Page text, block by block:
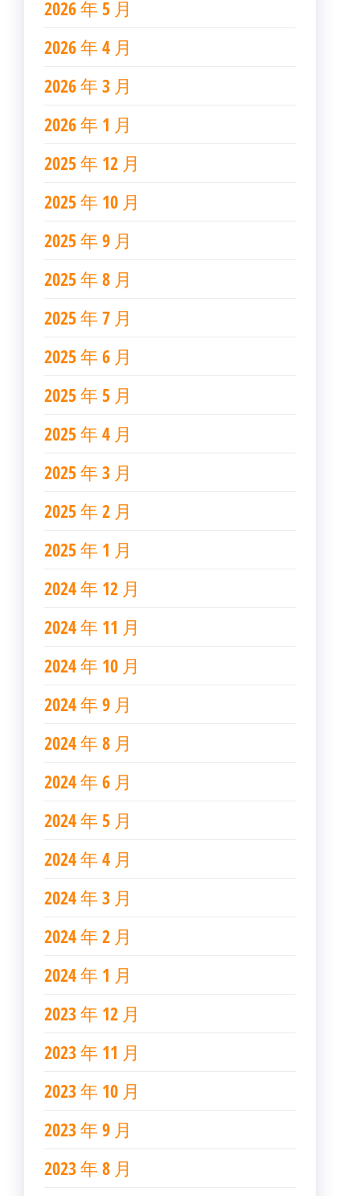
2026 年 5 月
2026 年 4 月
2026 年 3 月
2026 年 1 月
2025 年 12 月
2025 年 10 月
2025 年 9 月
2025 年 8 月
2025 年 7 月
2025 年 6 月
2025 年 5 月
2025 年 4 月
2025 年 3 月
2025 年 2 月
2025 年 1 月
2024 年 12 月
2024 年 11 月
2024 年 10 月
2024 年 9 月
2024 年 8 月
2024 年 6 月
2024 年 5 月
2024 年 4 月
2024 年 3 月
2024 年 2 月
2024 年 1 月
2023 年 12 月
2023 年 11 月
2023 年 10 月
2023 年 9 月
2023 年 8 月